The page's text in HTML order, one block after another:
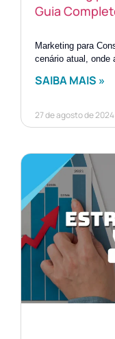
Guia
Marketing para
cenário atual, onde
SAIBA MAIS »
27 de agosto de 2024